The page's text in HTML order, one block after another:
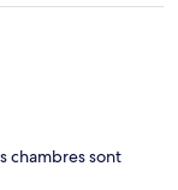
chambres sont